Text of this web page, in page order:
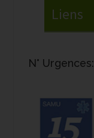
N° Urgences: